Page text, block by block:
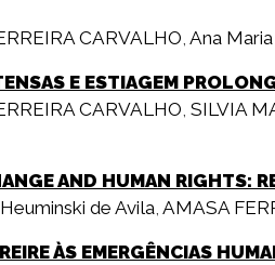
CARVALHO, Ana
E ESTIAGEM
CARVALHO, SILVIA
AND HUMAN RIGHTS:
de Avila, AMASA
ÀS EMERGÊNCIAS